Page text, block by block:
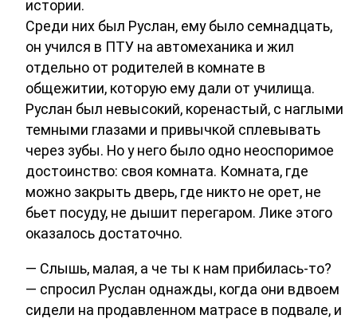
истории.
Среди них был Руслан, ему было семнадцать,
он учился в ПТУ на автомеханика и жил
отдельно от родителей в комнате в
общежитии, которую ему дали от училища.
Руслан был невысокий, коренастый, с наглыми
темными глазами и привычкой сплевывать
через зубы. Но у него было одно неоспоримое
достоинство: своя комната. Комната, где
можно закрыть дверь, где никто не орет, не
бьет посуду, не дышит перегаром. Лике этого
оказалось достаточно.
— Слышь, малая, а че ты к нам прибилась-то?
— спросил Руслан однажды, когда они вдвоем
сидели на продавленном матрасе в подвале, и